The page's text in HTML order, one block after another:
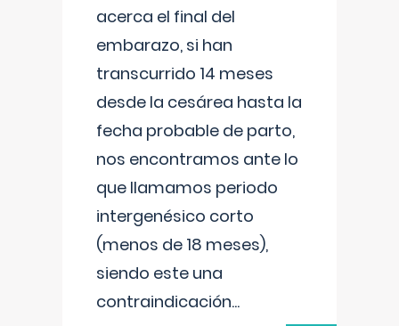
acerca el final del
embarazo, si han
transcurrido 14 meses
desde la cesárea hasta la
fecha probable de parto,
nos encontramos ante lo
que llamamos periodo
intergenésico corto
(menos de 18 meses),
siendo este una
contraindicación...